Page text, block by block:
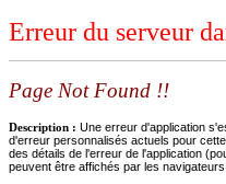
Erreur du serveur
Page Not Found !!
Description : Une erreur d'application
d'erreur personnalisés actuels pour
des détails de l'erreur de l'application
peuvent être affichés par les